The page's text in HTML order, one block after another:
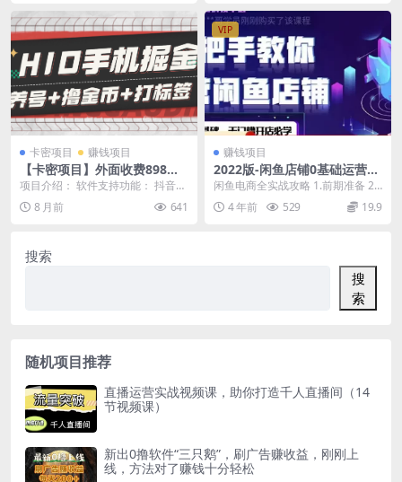
卡密项目 赚钱项目
【卡密项目】外面收费898的
多平台广告掘金挂机项目，养
单号收益30+【挂机脚本+使用
项目介绍： 软件支持功能： 抖音，
百度，快手，番茄，喜番，50+种
短剧平台，万能...
8 月前 641
VIP
赚钱项目
2022版-闲鱼店铺0基础运营实
战教学：一部手机，一张卡即
闲鱼电商全实战攻略 1.前期准备 2.
货源产品 3.运营起号 4.利润扩大 课
程...4 年前 529 19.9
搜索
搜
索
随机项目推荐
直播运营实战视频课，助你打造千人直播间（14
节视频课）
新出0撸软件“三只鹅”，刷广告赚收益，刚刚上
线，方法对了赚钱十分轻松